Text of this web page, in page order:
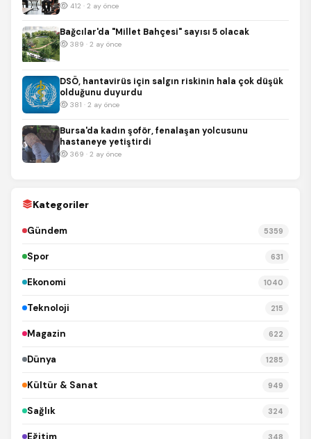
412 · 2 ay önce
Bağcılar'da "Millet Bahçesi" sayısı 5 olacak
389 · 2 ay önce
DSÖ, hantavirüs için salgın riskinin hala çok düşük
olduğunu duyurdu
381 · 2 ay önce
Bursa'da kadın şoför, fenalaşan yolcusunu
hastaneye yetiştirdi
369 · 2 ay önce
Kategoriler
Gündem 5359
Spor 631
Ekonomi 1040
Teknoloji 215
Magazin 622
Dünya 1285
Kültür & Sanat 949
Sağlık 324
348